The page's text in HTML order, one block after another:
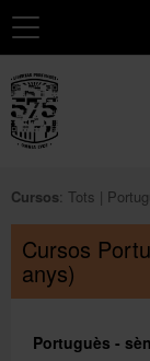
MATRÍCULA
dels
grups
seleccionats
Encara
seleccionat
cap
grup.
Afegir més grups
Navegació
Cursos: Tots
Cursos
anys)
Portuguès -